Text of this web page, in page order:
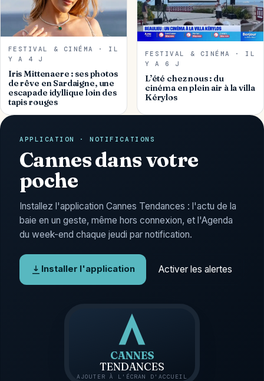
FESTIVAL & CINÉMA · IL
Y A 4 J
Iris Mittenaere : ses photos
de rêve en Sardaigne, une
escapade idyllique loin des
tapis rouges
FESTIVAL & CINÉMA · IL
Y A 6 J
L’été chez nous : du
cinéma en plein air à la villa
Kérylos
APPLICATION · NOTIFICATIONS
Cannes dans votre
poche
Installez l'application Cannes Tendances : l'actu de la
baie en un geste, même hors connexion, et l'Agenda
du week-end chaque jeudi par notification.
Installer l'application Activer les alertes
CANNES
TENDANCES
AJOUTER À L'ÉCRAN D'ACCUEIL